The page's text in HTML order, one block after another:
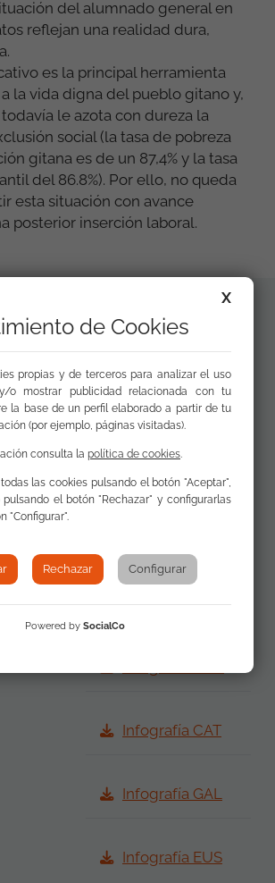
del alumnado general en
reflejan una realidad dura,
es la principal herramienta
la vida digna del pueblo gitano y,
le azota con dureza la
social (la tasa de pobreza
gitana es de un 87,4% y la tasa
del 86.8%). Por ello, no queda
esta situación con avance
posterior inserción laboral.
La situación
educativa del
alumnado gitano
en España. Informe
ejecutivo (PDF)
Infografía La
Infografía ESP
Infografía CAT
Infografía GAL
Infografía EUS
X
de Cookies
propias y de terceros para analizar el uso
o mostrar publicidad relacionada con tu
la base de un perfil elaborado a partir de tu
(por ejemplo, páginas visitadas).
consulta la política de cookies
las cookies pulsando el botón "Aceptar",
pulsando el botón "Rechazar" y configurarlas
"Configurar".
Rechazar Configurar
Powered by SocialCo